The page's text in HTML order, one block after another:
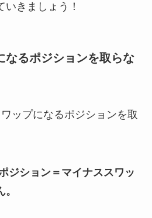
きましょう！
なるポジションを取らな
ップになるポジションを取
ジション＝マイナススワッ